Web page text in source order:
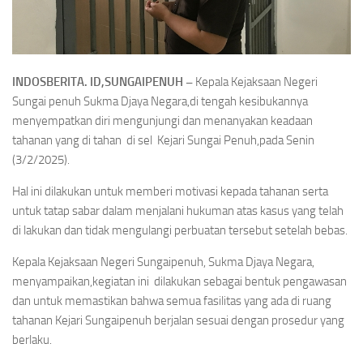
INDOSBERITA. ID,SUNGAIPENUH – Kepala Kejaksaan Negeri
Sungai penuh Sukma Djaya Negara,di tengah kesibukannya
menyempatkan diri mengunjungi dan menanyakan keadaan
tahanan yang di tahan di sel Kejari Sungai Penuh,pada Senin
(3/2/2025).
Hal ini dilakukan untuk memberi motivasi kepada tahanan serta
untuk tatap sabar dalam menjalani hukuman atas kasus yang telah
di lakukan dan tidak mengulangi perbuatan tersebut setelah bebas.
Kepala Kejaksaan Negeri Sungaipenuh, Sukma Djaya Negara,
menyampaikan,kegiatan ini dilakukan sebagai bentuk pengawasan
dan untuk memastikan bahwa semua fasilitas yang ada di ruang
tahanan Kejari Sungaipenuh berjalan sesuai dengan prosedur yang
berlaku.